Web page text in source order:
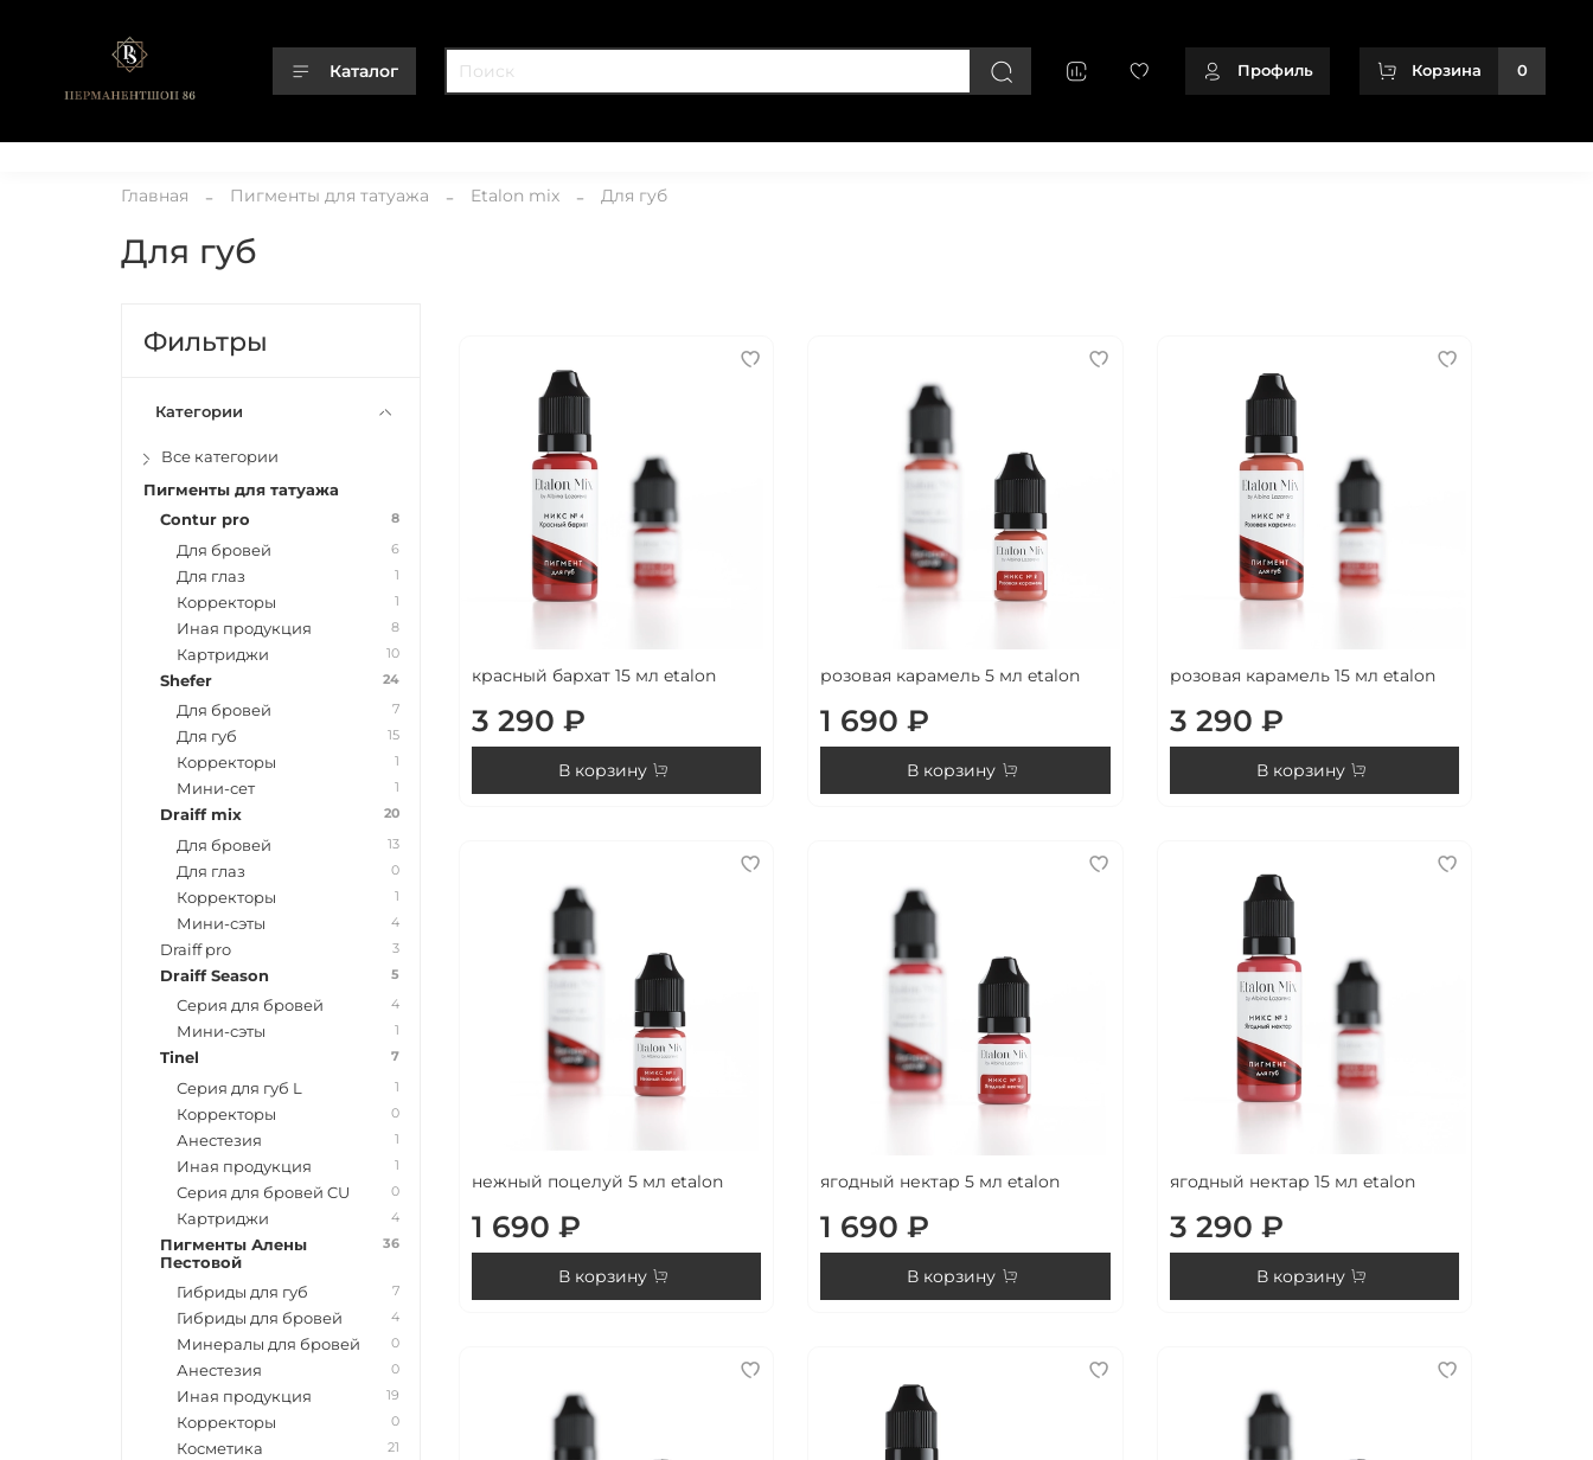
Каталог Профиль Корзина 0
Главная Пигменты для татуажа Etalon mix Для губ
Для губ
красный бархат 15 мл etalon
3 290 ₽
В корзину
розовая карамель 5 мл etalon
1 690 ₽
В корзину
розовая карамель 15 мл etalon
3 290 ₽
В корзину
нежный поцелуй 5 мл etalon
1 690 ₽
В корзину
ягодный нектар 5 мл etalon
1 690 ₽
В корзину
ягодный нектар 15 мл etalon
3 290 ₽
В корзину
Фильтры
Категории
Все категории
Пигменты для татуажа
Contur pro
8
Для бровей 6
Для глаз 1
Корректоры 1
Иная продукция 8
Картриджи 10
Shefer 24
Для бровей 7
Для губ 15
Корректоры 1
Мини-сет 1
Draiff mix 20
Для бровей 13
Для глаз 0
Корректоры 1
Мини-сэты 4
Draiff pro 3
Draiff Season 5
Серия для бровей 4
Мини-сэты 1
Tinel 7
Серия для губ L 1
Корректоры 0
Анестезия 1
Иная продукция 1
Серия для бровей CU 0
Картриджи 4
Пигменты Алены
Пестовой
36
Гибриды для губ 7
Гибриды для бровей 4
Минералы для бровей 0
Анестезия 0
Иная продукция 19
Корректоры 0
Косметика 21